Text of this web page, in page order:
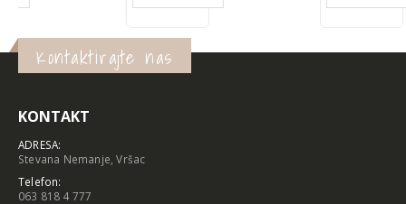
Kontaktirajte nas
KONTAKT
ADRESA:
Stevana Nemanje, Vršac
Telefon:
063 818 4 777